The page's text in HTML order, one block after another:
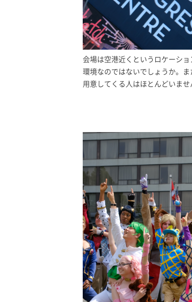
会場は空港近くというロケーショ
環境なのではないでしょうか。
用意してくる人はほとんどいま